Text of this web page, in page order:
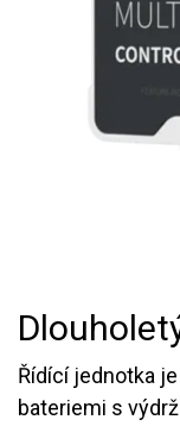
Řídící jednotka
bateriemi s